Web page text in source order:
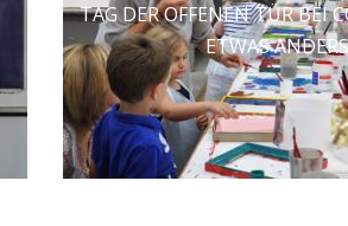
TAG DER OFFENEN TÜR BEI
ETWAS ANDERS